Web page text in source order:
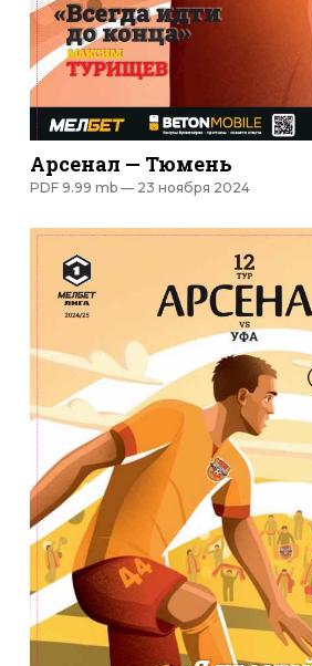
Арсенал — Тюмень
PDF 9.99 mb — 23 ноября 2024